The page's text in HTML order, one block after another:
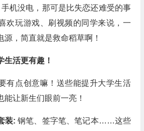
手机没电，那可是比失恋还难受的事
欢玩游戏、刷视频的同学来说，一
源，简直就是救命稻草啊！
生活更有趣！
有点创意嘛！送些能提升大学生活
让新生们眼前一亮！
装:钢笔、签字笔、笔记本……这些